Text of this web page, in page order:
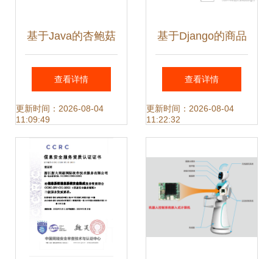
基于Java的杏鲍菇
厂管理系统设计与
实现
查看详情
更新时间：2026-08-04
11:09:49
基于Django的商品
数据化运营系统设
计与实现
查看详情
更新时间：2026-08-04
11:22:32